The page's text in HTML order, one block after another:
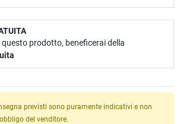
prodotto, beneficerai della
previsti sono puramente indicativi e non
del venditore.